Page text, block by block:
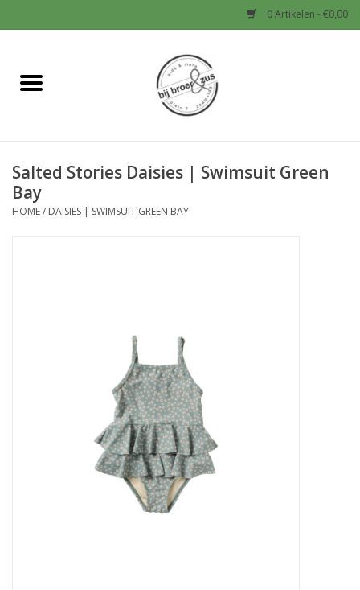
0 Artikelen - €0,00
Home
Baby
Jongens
Salted Stories Daisies | Swimsuit Green
Bay
HOME/ DAISIES | SWIMSUIT GREEN BAY